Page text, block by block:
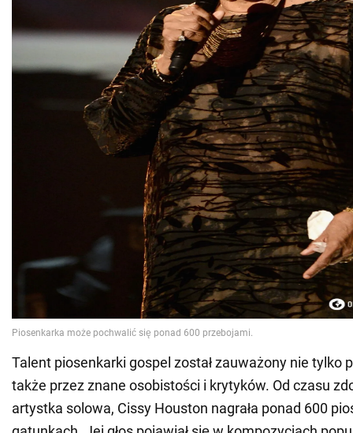
Talent piosenkarki gospel został zauważony nie tylko
także przez znane osobistości i krytyków. Od czasu
artystka solowa, Cissy Houston nagrała ponad 600